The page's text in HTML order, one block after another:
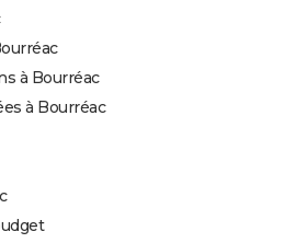
à Bourréac
à Bourréac